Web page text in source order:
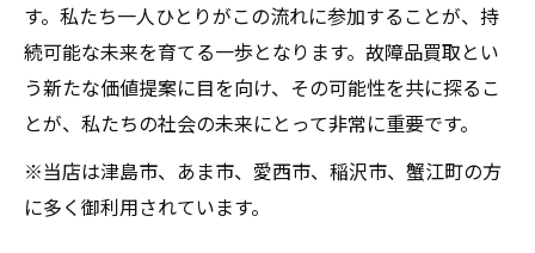
す。私たち一人ひとりがこの流れに参加することが、持
続可能な未来を育てる一歩となります。故障品買取とい
う新たな価値提案に目を向け、その可能性を共に探るこ
とが、私たちの社会の未来にとって非常に重要です。
※当店は津島市、あま市、愛西市、稲沢市、蟹江町の方
に多く御利用されています。